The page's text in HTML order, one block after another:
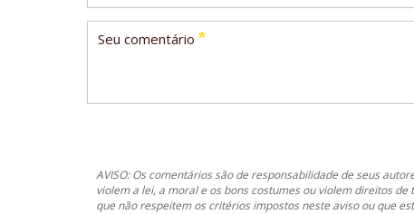
Seu comentário *
AVISO: Os comentários são de responsabilidade de seus
violem a lei, a moral e os bons costumes ou violem direitos
que não respeitem os critérios impostos neste aviso ou que